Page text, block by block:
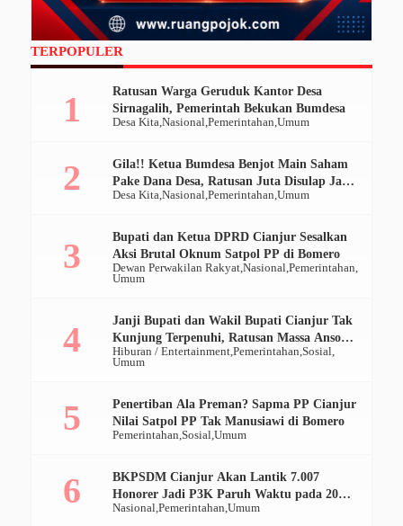
TERPOPULER
Desa Kita Nasional Pemerintahan Umum
Ratusan Warga Geruduk Kantor Desa
Sirnagalih, Pemerintah Bekukan Bumdesa
Desa Kita Nasional Pemerintahan Umum
Gila!! Ketua Bumdesa Benjot Main Saham
Pake Dana Desa, Ratusan Juta Disulap Jadi
Ratusan Ribu
Dewan Perwakilan Rakyat Nasional Pemerintahan
Umum
Bupati dan Ketua DPRD Cianjur Sesalkan
Aksi Brutal Oknum Satpol PP di Bomero
Hiburan / Entertainment Pemerintahan Sosial
Umum
Janji Bupati dan Wakil Bupati Cianjur Tak
Kunjung Terpenuhi, Ratusan Massa Ansor
Geruduk Pendopo
Pemerintahan Sosial Umum
Penertiban Ala Preman? Sapma PP Cianjur
Nilai Satpol PP Tak Manusiawi di Bomero
Nasional Pemerintahan Umum
BKPSDM Cianjur Akan Lantik 7.007
Honorer Jadi P3K Paruh Waktu pada 20
Desember 2025